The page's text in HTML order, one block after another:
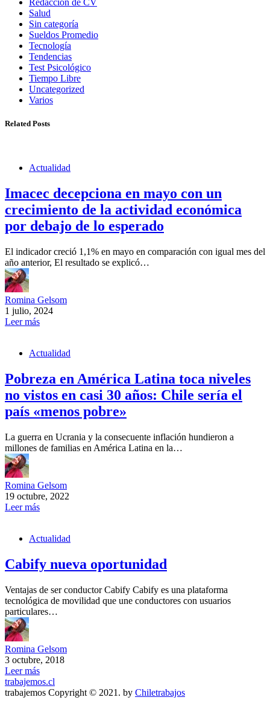
Salud
Sin categoría
Sueldos Promedio
Tecnología
Tendencias
Test Psicológico
Tiempo Libre
Uncategorized
Varios
Related Posts
Actualidad
Imacec decepciona en mayo con un
crecimiento de la actividad económica
por debajo de lo esperado
El indicador creció 1,1% en mayo en comparación con igual mes del
año anterior, El resultado se explicó…
Romina Gelsom
1 julio, 2024
Leer más
Actualidad
Pobreza en América Latina toca niveles
no vistos en casi 30 años: Chile sería el
país «menos pobre»
La guerra en Ucrania y la consecuente inflación hundieron a
millones de familias en América Latina en la…
Romina Gelsom
19 octubre, 2022
Leer más
Actualidad
Cabify nueva oportunidad
Ventajas de ser conductor Cabify Cabify es una plataforma
tecnológica de movilidad que une conductores con usuarios
particulares…
Romina Gelsom
3 octubre, 2018
Leer más
trabajemos.cl
trabajemos Copyright © 2021. by Chiletrabajos